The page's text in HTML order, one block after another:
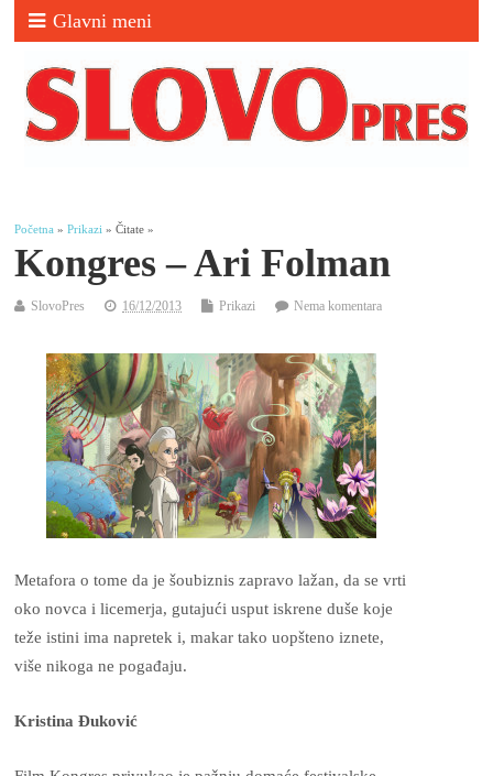
Glavni meni
Početna »Prikazi » Čitate »
Kongres – Ari Folman
SlovoPres 16/12/2013 Prikazi Nema komentara
Metafora o tome da je šoubiznis zapravo lažan, da se vrti
oko novca i licemerja, gutajući usput iskrene duše koje
teže istini ima napretek i, makar tako uopšteno iznete,
više nikoga ne pogađaju.
Kristina Đuković